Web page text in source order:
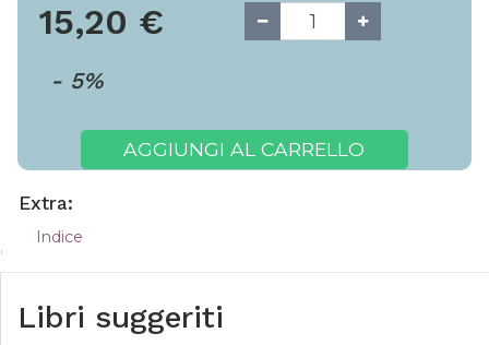
15,20 €
- 5%
AGGIUNGI AL CARRELLO
Extra:
Indice
Libri suggeriti